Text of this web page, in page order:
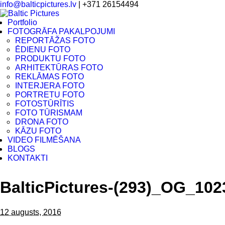
info@balticpictures.lv | +371 26154494
Portfolio
FOTOGRĀFA PAKALPOJUMI
REPORTĀŽAS FOTO
ĒDIENU FOTO
PRODUKTU FOTO
ARHITEKTŪRAS FOTO
REKLĀMAS FOTO
INTERJERA FOTO
PORTRETU FOTO
FOTOSTŪRĪTIS
FOTO TŪRISMAM
DRONA FOTO
KĀZU FOTO
VIDEO FILMĒŠANA
BLOGS
KONTAKTI
BalticPictures-
12 augusts, 2016